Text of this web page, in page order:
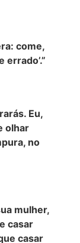
come,
errado’.”
Eu,
olhar
no
mulher,
casar
casar